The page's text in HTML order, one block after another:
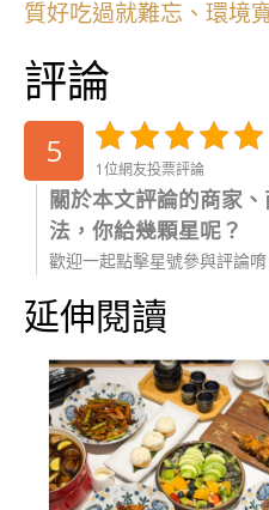
質好吃過就難忘、環境
評論
5 1位網友投票評論
關於本文評論的商家
法，你給幾顆星呢？
歡迎一起點擊星號參與評論唷
延伸閱讀